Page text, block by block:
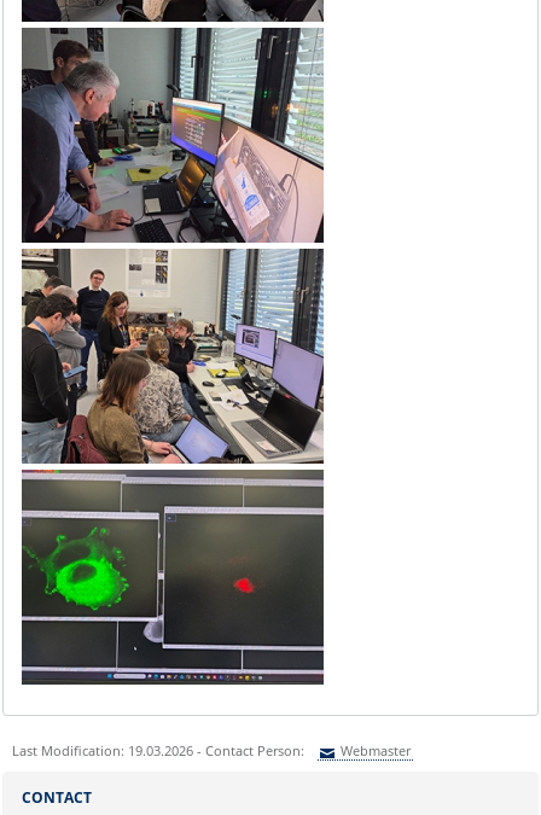
Last Modification: 19.03.2026 - Contact Person: Webmaster
CONTACT